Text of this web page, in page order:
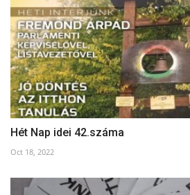
Hét Nap idei 42.száma
Oct 18, 2022